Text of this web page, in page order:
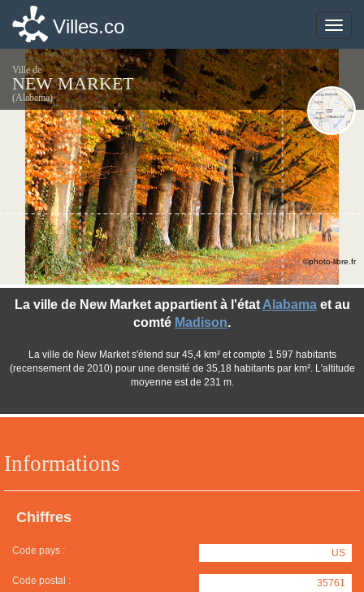
Toggle
Villes.co
Ville de
NEW MARKET
(Alabama)
Informations
Chiffres
Code pays : US
Code postal : 35761
La ville de New Market appartient à l'état Alabamaet au
comté Madison.
La ville de New Market s'étend sur 45,4 km² et compte 1 597 habitants
(recensement de 2010) pour une densité de 35,18 habitants par km². L'altitude
moyenne est de 231 m.
©photo-libre.fr
Toggle
Villes.co